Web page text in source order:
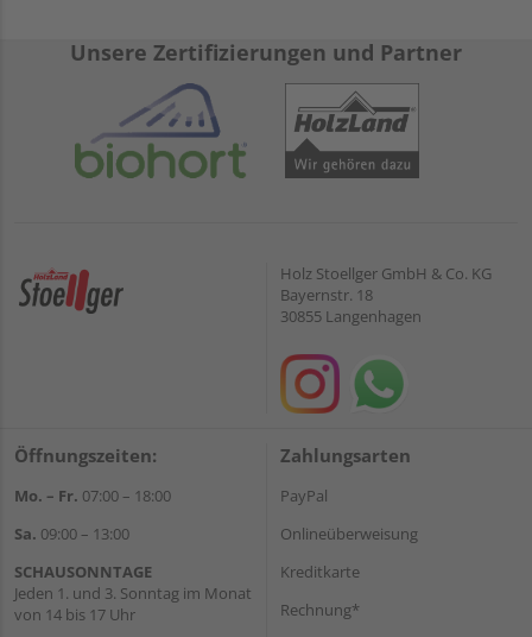
Unsere Zertifizierungen und Partner
Holz Stoellger GmbH & Co. KG
Bayernstr. 18
30855 Langenhagen
Öffnungszeiten:
Mo. – Fr. 07:00 – 18:00
Sa. 09:00 – 13:00
SCHAUSONNTAGE
Jeden 1. und 3. Sonntag im Monat
von 14 bis 17 Uhr
Zahlungsarten
PayPal
Onlineüberweisung
Kreditkarte
Rechnung*